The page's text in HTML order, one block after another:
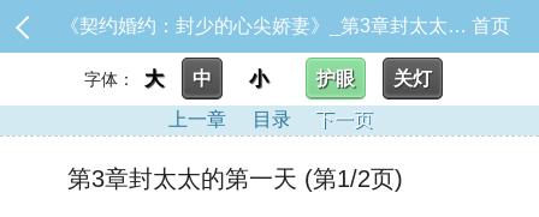
《契约婚约：封少的心尖娇妻》_第3章封太太的第一天 首页
字体： 大 中 小 护眼
关灯
上一章
目录 下一页
第3章封太太的第一天 (第1/2页)